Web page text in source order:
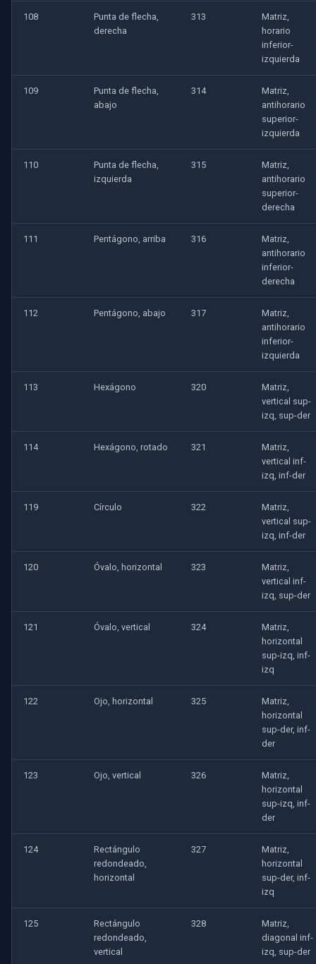
108
Punta de flecha,
derecha
313
Matriz,
horario
inferior-
izquierda
109
Punta de flecha,
abajo
314
Matriz,
antihorario
superior-
izquierda
110
Punta de flecha,
izquierda
315
Matriz,
antihorario
superior-
derecha
111 Pentágono, arriba 316
Matriz,
antihorario
inferior-
derecha
112 Pentágono, abajo 317
Matriz,
antihorario
inferior-
izquierda
113 Hexágono 320
Matriz,
vertical sup-
izq, sup-der
114 Hexágono, rotado 321
Matriz,
vertical inf-
izq, inf-der
119 Círculo 322
Matriz,
vertical sup-
izq, inf-der
120 Óvalo, horizontal 323
Matriz,
vertical inf-
izq, sup-der
121 Óvalo, vertical 324
Matriz,
horizontal
sup-izq, inf-
izq
122 Ojo, horizontal 325
Matriz,
horizontal
sup-der, inf-
der
123 Ojo, vertical 326
Matriz,
horizontal
sup-izq, inf-
der
124
Rectángulo
redondeado,
horizontal
327
Matriz,
horizontal
sup-der, inf-
izq
125
Rectángulo
redondeado,
vertical
328
Matriz,
diagonal inf-
izq, sup-der